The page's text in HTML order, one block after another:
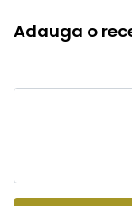
Adauga o